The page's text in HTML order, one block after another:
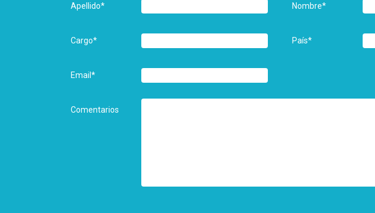
Apellido* Nombre*
Cargo* País*
Email *
Comentarios